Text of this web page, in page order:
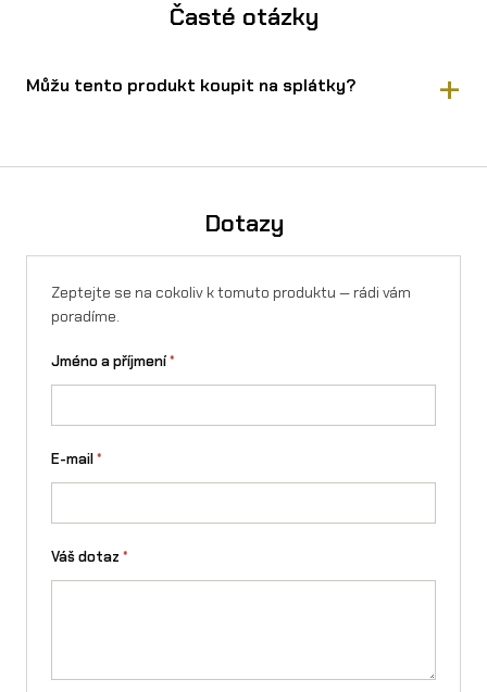
Časté otázky
Můžu tento produkt koupit na splátky?
Dotazy
Zeptejte se na cokoliv k tomuto produktu — rádi vám
poradíme.
Jméno a příjmení*
E-mail*
Váš dotaz *